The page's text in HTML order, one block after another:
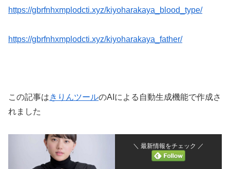
https://gbrfnhxmplodcti.xyz/kiyoharakaya_blood_type/
https://gbrfnhxmplodcti.xyz/kiyoharakaya_father/
この記事はきりんツールのAIによる自動生成機能で作成さ
れました
＼ 最新情報をチェック ／